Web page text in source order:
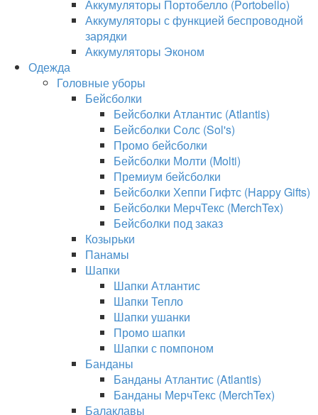
Аккумуляторы Портобелло (Portobello)
Аккумуляторы с функцией беспроводной
зарядки
Аккумуляторы Эконом
Одежда
Головные уборы
Бейсболки
Бейсболки Атлантис (Atlantis)
Бейсболки Солс (Sol's)
Промо бейсболки
Бейсболки Молти (Molti)
Премиум бейсболки
Бейсболки Хеппи Гифтс (Happy Gifts)
Бейсболки МерчТекс (MerchTex)
Бейсболки под заказ
Козырьки
Панамы
Шапки
Шапки Атлантис
Шапки Тепло
Шапки ушанки
Промо шапки
Шапки с помпоном
Банданы
Банданы Атлантис (Atlantis)
Банданы МерчТекс (MerchTex)
Балаклавы